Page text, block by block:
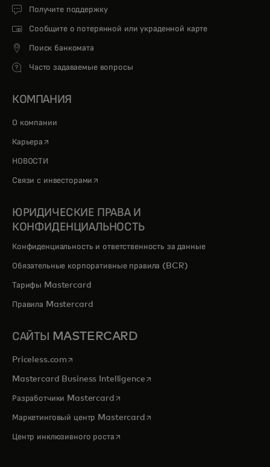
Получите поддержку
Сообщите о потерянной или украденной карте
Поиск банкомата
Часто задаваемые вопросы
КОМПАНИЯ
О компании
Карьера opens in a new tab
НОВОСТИ
Связи с инвесторами opens in a new tab
ЮРИДИЧЕСКИЕ ПРАВА И
КОНФИДЕНЦИАЛЬНОСТЬ
Конфиденциальность и ответственность за данные
Обязательные корпоративные правила (BCR)
Тарифы Mastercard
Правила Mastercard
САЙТЫ MASTERCARD
Priceless.com opens in a new tab
Mastercard Business Intelligenceopens in a new tab
Разработчики Mastercardopens in a new tab
Маркетинговый центр Mastercardopens in a new tab
Центр инклюзивного ростаopens in a new tab